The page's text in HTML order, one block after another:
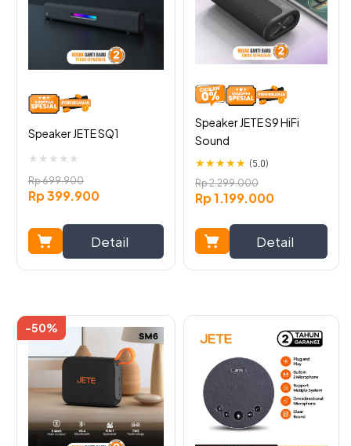
Hal ini membuat output audio lebih baik. Suara yang
muncul pun lebih detail, jernih, dan powerfull. Cocok
diaplikasikan untuk berbagai genre musik dan konten
Speaker JETE SQ1
★ ★ ★ ★ ★
Rp699.900
Rp399.900
Detail
Speaker JETE S9 HiFi
Sound
★★★★★ (5.0)
Rp2.299.000
Rp1.199.000
Detail
-50%